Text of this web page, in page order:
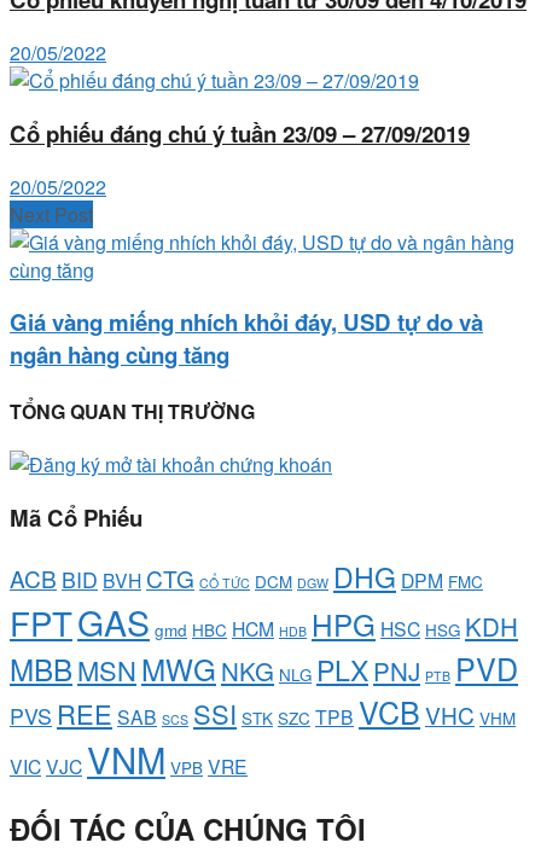
20/05/2022
Cổ phiếu đáng chú ý tuần 23/09 – 27/09/2019
20/05/2022
Next Post
Giá vàng miếng nhích khỏi đáy, USD tự do và
ngân hàng cùng tăng
TỔNG QUAN THỊ TRƯỜNG
Mã Cổ Phiếu
ACB BID BVH CTG CỔ TỨC DCM DGW DHG DPM FMC
FPTGAS gmd HBC HCM HDB HPG HSC HSG KDH
MBBMSNMWG NKG NLG PLXPNJ PTB PVD
PVS REE SAB SCS SSI STK SZC TPB VCBVHC VHM
VICVJC VNM VPB VRE
ĐỐI TÁC CỦA CHÚNG TÔI